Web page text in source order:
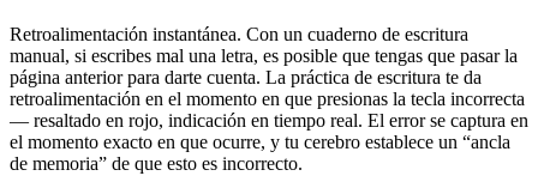
Retroalimentación instantánea. Con un cuaderno de escritura
manual, si escribes mal una letra, es posible que tengas que pasar la
página anterior para darte cuenta. La práctica de escritura te da
retroalimentación en el momento en que presionas la tecla incorrecta
— resaltado en rojo, indicación en tiempo real. El error se captura en
el momento exacto en que ocurre, y tu cerebro establece un “ancla
de memoria” de que esto es incorrecto.